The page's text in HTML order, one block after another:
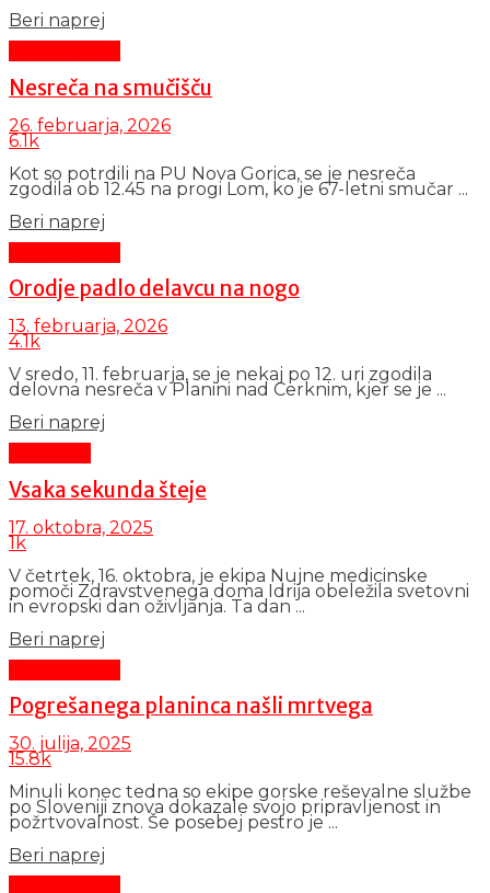
Beri naprej
Nesreča na smučišču
26. februarja, 2026
6.1k
Kot so potrdili na PU Nova Gorica, se je nesreča
zgodila ob 12.45 na progi Lom, ko je 67-letni smučar ...
Beri naprej
Orodje padlo delavcu na nogo
13. februarja, 2026
4.1k
V sredo, 11. februarja, se je nekaj po 12. uri zgodila
delovna nesreča v Planini nad Cerknim, kjer se je ...
Beri naprej
Vsaka sekunda šteje
17. oktobra, 2025
1k
V četrtek, 16. oktobra, je ekipa Nujne medicinske
pomoči Zdravstvenega doma Idrija obeležila svetovni
in evropski dan oživljanja. Ta dan ...
Beri naprej
Pogrešanega planinca našli mrtvega
30. julija, 2025
15.8k
Minuli konec tedna so ekipe gorske reševalne službe
po Sloveniji znova dokazale svojo pripravljenost in
požrtvovalnost. Še posebej pestro je ...
Beri naprej